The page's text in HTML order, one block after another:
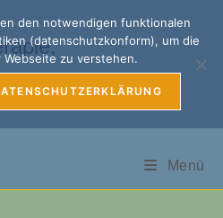
&
Menü
den notwendigen funktionalen
(datenschutzkonform), um die
Webseite zu verstehen.